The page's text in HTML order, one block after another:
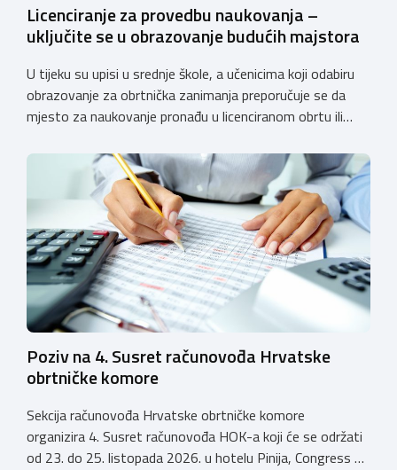
Licenciranje za provedbu naukovanja –
uključite se u obrazovanje budućih majstora
U tijeku su upisi u srednje škole, a učenicima koji odabiru
obrazovanje za obrtnička zanimanja preporučuje se da
mjesto za naukovanje pronađu u licenciranom obrtu ili
koji još nemaju licenciju da pokrenu postupak
licenciranja kako bi budućim učenicima omogućili
kvalitetno i sigurno stjecanje praktičnih znanja, a
istodobno ulagali u razvoj […]
Poziv na 4. Susret računovođa Hrvatske
obrtničke komore
Sekcija računovođa Hrvatske obrtničke komore
organizira 4. Susret računovođa HOK-a koji će se održati
od 23. do 25. listopada 2026. u hotelu Pinija, Congress &